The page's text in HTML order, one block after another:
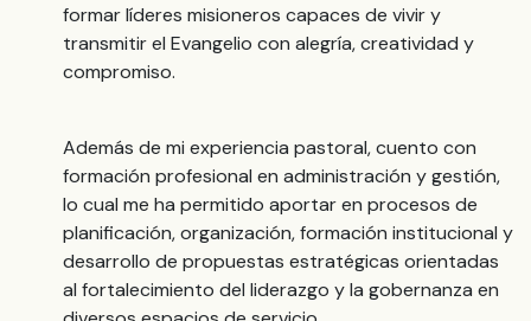
formar líderes misioneros capaces de vivir y
transmitir el Evangelio con alegría, creatividad y
compromiso.
Además de mi experiencia pastoral, cuento con
formación profesional en administración y gestión,
lo cual me ha permitido aportar en procesos de
planificación, organización, formación institucional y
desarrollo de propuestas estratégicas orientadas
al fortalecimiento del liderazgo y la gobernanza en